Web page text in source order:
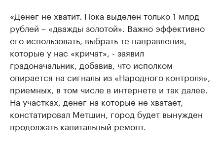
«Денег не хватит. Пока выделен только 1 млрд
рублей – «дважды золотой». Важно эффективно
его использовать, выбрать те направления,
которые у нас «кричат», - заявил
градоначальник, добавив, что исполком
опирается на сигналы из «Народного контроля»,
приемных, в том числе в интернете и так далее.
На участках, денег на которые не хватает,
констатировал Метшин, город будет вынужден
продолжать капитальный ремонт.